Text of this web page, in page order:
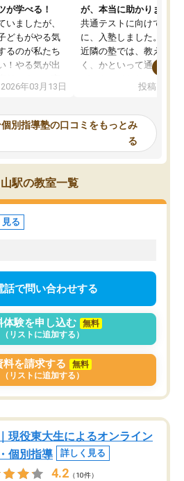
が学べる！
いましたが、
どもがやる気
るのが私たち
！やる気が出
任です」と言
と考えて、思
生から学ぶこ
たらいいなと
足りないのか
子どももびっ
る気を持って
通り、少しず
識も無くなっ
な数学も追加
の高校受験に
年03月13日
が、本当に助かりました
共通テストに向けての追
に、入塾しました。田舎
近隣の塾では、教えても
く、かといって通うには
可能なので本当に助か
らないところをピンポイ
頂いて、とてもわかり
していました。一生を
スト、多少お金がかかっ
投稿日：
別指導塾の口コミをもっとみ
る
駅の教室一覧
る
話で問い合わせする
体験を申し込む
無料
（リストに追加する）
料を請求する
無料
（リストに追加する）
現役東大生によるオンライン
個別指導
詳しく見る
4.2 （10件）